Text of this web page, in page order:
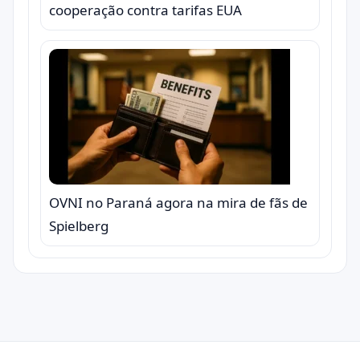
cooperação contra tarifas EUA
OVNI no Paraná agora na mira de fãs de
Spielberg